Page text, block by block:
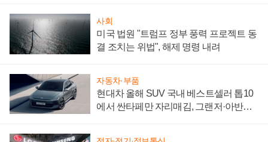
사회
미국 법원 "트럼프 정부 풍력 프로젝트 동
결 조치는 위법", 해제 명령 내려
자동차·부품
현대차 올해 SUV 국내 베스트셀러 톱10
에서 싼타페만 자리매김, 그랜저·아반떼